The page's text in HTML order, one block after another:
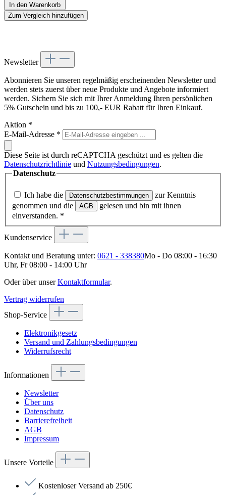
In den Warenkorb
Zum Vergleich hinzufügen
Newsletter
Abonnieren Sie unseren regelmäßig erscheinenden Newsletter und
werden stets zuerst über neue Produkte und Angebote informiert
werden. Sichern Sie sich mit Ihrer Anmeldung Ihren persönlichen
5% Gutschein und bis zu 100,- EUR Rabatt für Ihren Einkauf.
Aktion *
E-Mail-Adresse *
Diese Seite ist durch reCAPTCHA geschützt und es gelten die
Datenschutzrichtlinie und Nutzungsbedingungen.
Datenschutz
Ich habe die Datenschutzbestimmungen
zur Kenntnis
genommen und die
AGB
gelesen und bin mit ihnen
einverstanden. *
Kundenservice
Kontakt und Beratung unter: 0621 - 338380Mo - Do 08:00 - 16:30
Uhr, Fr 08:00 - 14:00 Uhr
Oder über unserKontaktformular.
Vertrag widerrufen
Shop-Service
Elektronikgesetz
Versand und Zahlungsbedingungen
Widerrufsrecht
Informationen
Newsletter
Über uns
Datenschutz
Barrierefreiheit
AGB
Impressum
Unsere Vorteile
Kostenloser Versand ab 250€